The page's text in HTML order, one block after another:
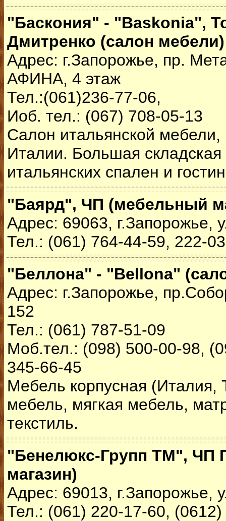
"Баскония" - "Baskonia",
Дмитренко (салон мебели)
Адрес: г.Запорожье, пр.
АФИНА, 4 этаж
Тел.:(061)236-77-06,
Иоб. тел.: (067) 708-05-13
Салон итальянской мебели,
Италии. Большая
итальянских спален и
"Баярд", ЧП (мебельный
Адрес: 69063, г.Запорожье,
Тел.: (061) 764-44-59, 222-
"Беллона" - "Bellona"
Адрес: г.Запорожье,
152
Тел.: (061) 787-51-09
Моб.тел.: (098) 500-00-98,
345-66-45
Мебель корпусная (Италия,
мебель, мягкая мебель,
текстиль.
"Бенелюкс-Групп ТМ", ЧП
магазин)
Адрес: 69013, г.Запорожье,
Тел.: (061) 220-17-60,